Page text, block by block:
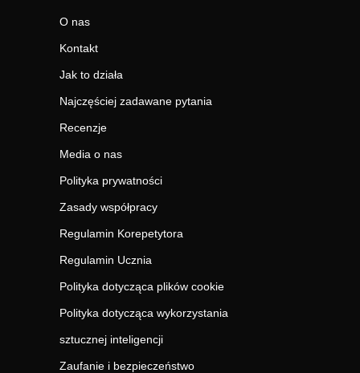
O nas
Kontakt
Jak to działa
Najczęściej zadawane pytania
Recenzje
Media o nas
Polityka prywatności
Zasady współpracy
Regulamin Korepetytora
Regulamin Ucznia
Polityka dotycząca plików cookie
Polityka dotycząca wykorzystania
sztucznej inteligencji
Zaufanie i bezpieczeństwo